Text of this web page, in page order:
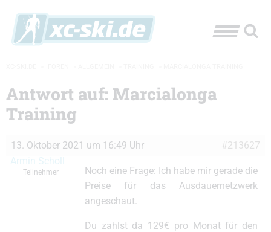
Antwort auf: Marcialonga
Training
13. Oktober 2021 um 16:49 Uhr
#213627
Armin Scholl
Teilnehmer
Noch eine Frage: Ich habe mir gerade die
Preise für das Ausdauernetzwerk
angeschaut.
Du zahlst da 129€ pro Monat für den